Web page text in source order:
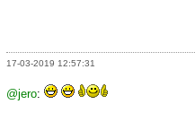
17-03-2019 12:57:31
@jero: